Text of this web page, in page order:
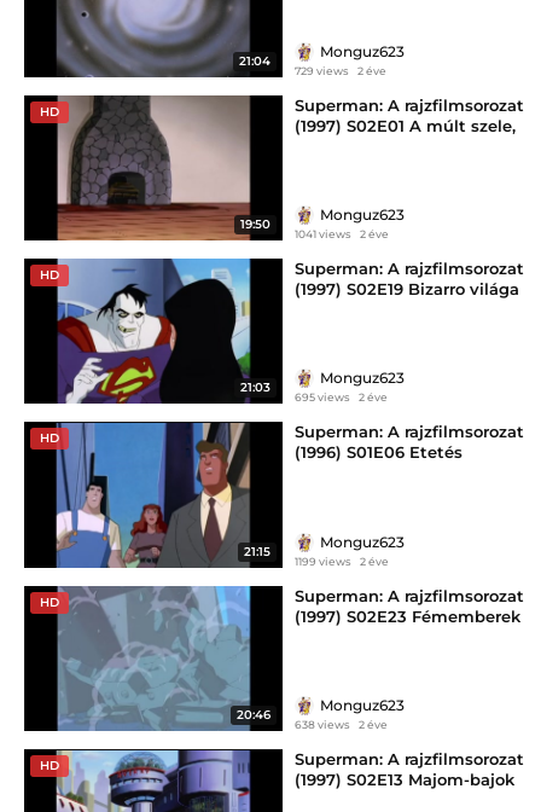
21:04
Monguz623
729 views 2 éve
HD
19:50
Superman: A rajzfilmsorozat
(1997) S02E01 A múlt szele,
Monguz623
1041 views 2 éve
HD
21:03
Superman: A rajzfilmsorozat
(1997) S02E19 Bizarro világa
Monguz623
695 views 2 éve
HD
21:15
Superman: A rajzfilmsorozat
(1996) S01E06 Etetés
Monguz623
1199 views 2 éve
HD
20:46
Superman: A rajzfilmsorozat
(1997) S02E23 Fémemberek
Monguz623
638 views 2 éve
HD
Superman: A rajzfilmsorozat
(1997) S02E13 Majom-bajok